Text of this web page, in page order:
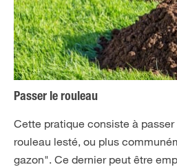
Passer le rouleau
Cette pratique consiste à passer
rouleau lesté, ou plus
gazon". Ce dernier peut être